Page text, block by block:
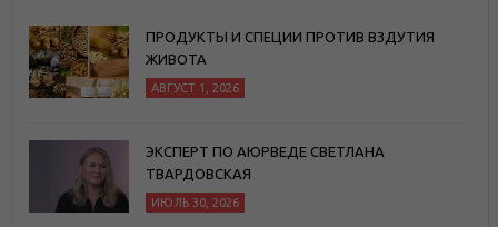
ПРОДУКТЫ И СПЕЦИИ ПРОТИВ ВЗДУТИЯ
ЖИВОТА
АВГУСТ 1, 2026
ЭКСПЕРТ ПО АЮРВЕДЕ СВЕТЛАНА
ТВАРДОВСКАЯ
ИЮЛЬ 30, 2026